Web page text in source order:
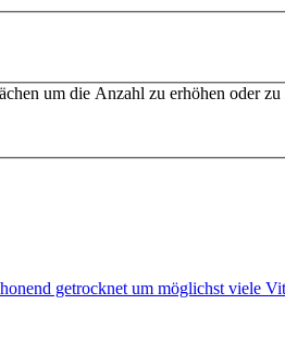
um die Anzahl zu erhöhen oder zu
getrocknet um möglichst viele